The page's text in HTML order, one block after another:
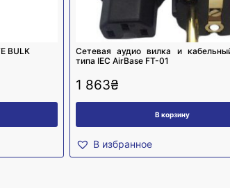
BULK
Cетевая аудио вилка и
типа IEC AirBase FT-01
1 863₴
В корзину
В избранное